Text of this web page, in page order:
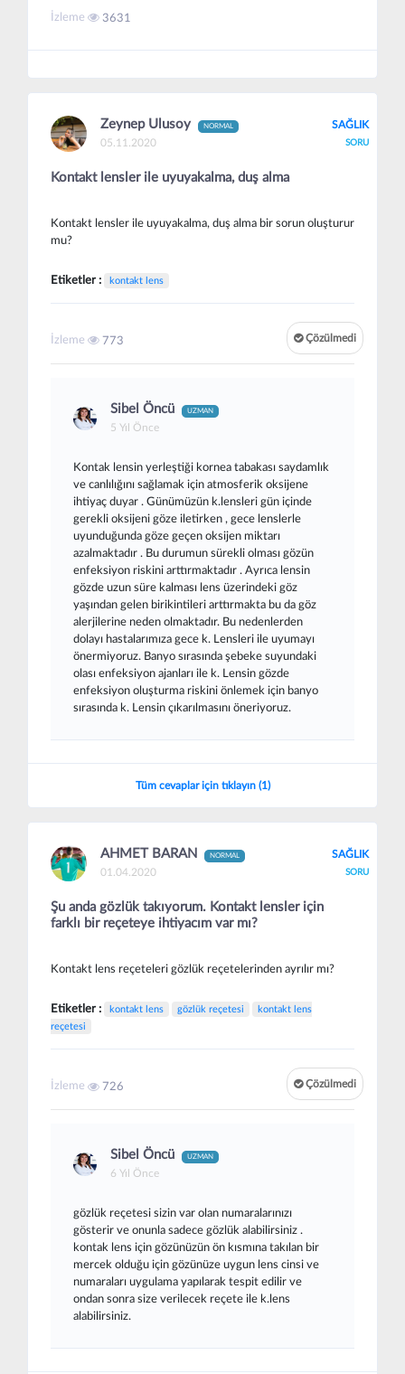
İzleme 3631
Zeynep Ulusoy NORMAL
05.11.2020
SAĞLIK
SORU
Kontakt lensler ile uyuyakalma, duş alma
Kontakt lensler ile uyuyakalma, duş alma bir sorun oluşturur
mu?
Etiketler : kontakt lens
Çözülmedi
İzleme 773
Sibel Öncü UZMAN
5 Yıl Önce
Kontak lensin yerleştiği kornea tabakası saydamlık
ve canlılığını sağlamak için atmosferik oksijene
ihtiyaç duyar . Günümüzün k.lensleri gün içinde
gerekli oksijeni göze iletirken , gece lenslerle
uyunduğunda göze geçen oksijen miktarı
azalmaktadır . Bu durumun sürekli olması gözün
enfeksiyon riskini arttırmaktadır . Ayrıca lensin
gözde uzun süre kalması lens üzerindeki göz
yaşından gelen birikintileri arttırmakta bu da göz
alerjilerine neden olmaktadır. Bu nedenlerden
dolayı hastalarımıza gece k. Lensleri ile uyumayı
önermiyoruz. Banyo sırasında şebeke suyundaki
olası enfeksiyon ajanları ile k. Lensin gözde
enfeksiyon oluşturma riskini önlemek için banyo
sırasında k. Lensin çıkarılmasını öneriyoruz.
Tüm cevaplar için tıklayın (1)
AHMET BARAN NORMAL
01.04.2020
SAĞLIK
SORU
Şu anda gözlük takıyorum. Kontakt lensler için
farklı bir reçeteye ihtiyacım var mı?
Kontakt lens reçeteleri gözlük reçetelerinden ayrılır mı?
Etiketler : kontakt lens gözlük reçetesi
kontakt lens
reçetesi
Çözülmedi
İzleme 726
Sibel Öncü UZMAN
6 Yıl Önce
gözlük reçetesi sizin var olan numaralarınızı
gösterir ve onunla sadece gözlük alabilirsiniz .
kontak lens için gözünüzün ön kısmına takılan bir
mercek olduğu için gözünüze uygun lens cinsi ve
numaraları uygulama yapılarak tespit edilir ve
ondan sonra size verilecek reçete ile k.lens
alabilirsiniz.